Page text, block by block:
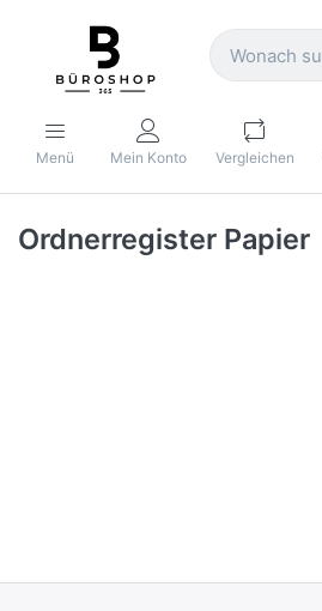
Menü Mein Konto Vergleichen
Ordnerregister Papier